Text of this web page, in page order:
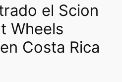
7
el Scion
Wheels
Costa Rica